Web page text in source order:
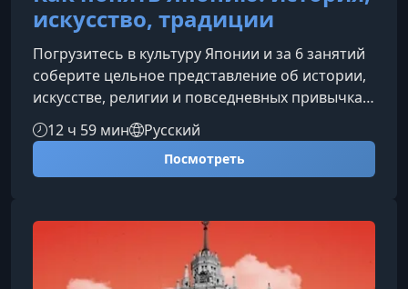
искусство, традиции
Погрузитесь в культуру Японии и за 6 занятий
соберите цельное представление об истории,
искусстве, религии и повседневных привычках
страны, которая сочетает древние традиции и
ультрасовременный ритм жизни. Вы поймёте,
как мыслят японцы и что скрывается за
знакомыми, но загадочными символами
курсеКаждый модуль — это структурированное
путешествие в один из пластов японской
культуры: от мировоззрения и религии
12 ч 59 мин Русский
Посмотреть